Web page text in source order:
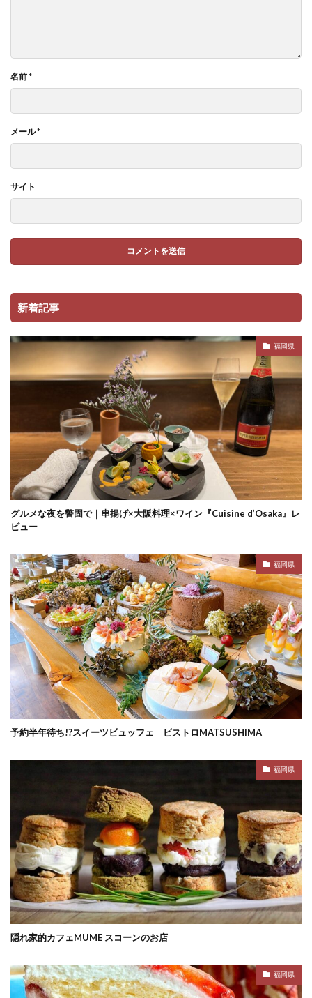
名前*
メール*
サイト
新着記事
福岡県
グルメな夜を警固で｜串揚げ×大阪料理×ワイン『Cuisine d’Osaka』レ
ビュー
福岡県
予約半年待ち!?スイーツビュッフェ ビストロMATSUSHIMA
福岡県
隠れ家的カフェMUME スコーンのお店
福岡県